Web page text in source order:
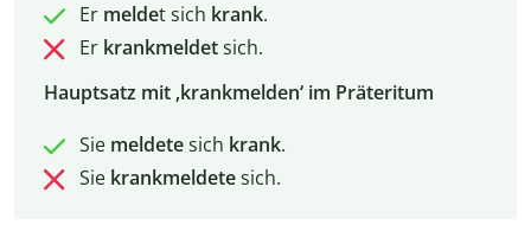
Er meldet sich krank.
Er krankmeldetsich.
Hauptsatz mit ‚krankmelden‘ im Präteritum
Sie meldetesich krank.
Sie krankmeldetesich.